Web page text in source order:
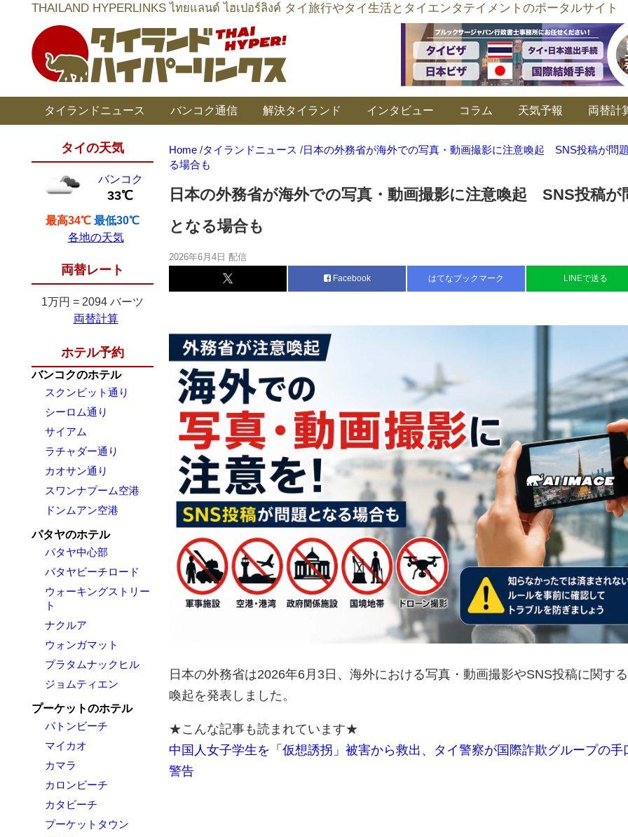
THAILAND HYPERLINKS ไทยแลนด์ ไฮเปอร์ลิงค์ タイ旅行やタイ生活とタイエンタテイメントのポータルサイト
タイランドニュース バンコク通信 解決タイランド インタビュー コラム 天気予報 両替計
タイの天気
バンコク
33℃
最高34℃ 最低30℃
各地の天気
両替レート
1万円 = 2094 バーツ
両替計算
ホテル予約
バンコクのホテル
スクンビット通り
シーロム通り
サイアム
ラチャダー通り
カオサン通り
スワンナプーム空港
ドンムアン空港
パタヤのホテル
パタヤ中心部
パタヤビーチロード
ウォーキングストリー
ト
ナクルア
ウォンガマット
プラタムナックヒル
ジョムティエン
プーケットのホテル
パトンビーチ
マイカオ
カマラ
カロンビーチ
カタビーチ
プーケットタウン
Home /タイランドニュース /日本の外務省が海外での写真・動画撮影に注意喚起 SNS投稿が問
る場合も
日本の外務省が海外での写真・動画撮影に注意喚起 SNS投稿が
となる場合も
2026年6月4日 配信
Facebook はてなブックマーク LINEで送る
日本の外務省は2026年6月3日、海外における写真・動画撮影やSNS投稿に関す
喚起を発表しました。
★こんな記事も読まれています★
中国人女子学生を「仮想誘拐」被害から救出、タイ警察が国際詐欺グループの手
警告